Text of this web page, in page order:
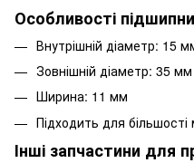
Особливості
Внутрішній діаметр: 15
Зовнішній діаметр: 35 мм
Ширина: 11 мм
Підходить для
Інші запчастини для